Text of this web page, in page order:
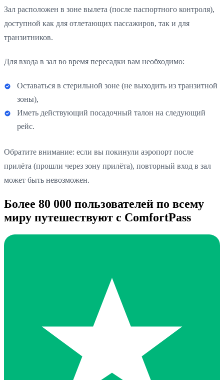
Зал расположен в зоне вылета (после паспортного контроля),
доступной как для отлетающих пассажиров, так и для
транзитников.
Для входа в зал во время пересадки вам необходимо:
Оставаться в стерильной зоне (не выходить из транзитной
зоны),
Иметь действующий посадочный талон на следующий
рейс.
Обратите внимание: если вы покинули аэропорт после
прилёта (прошли через зону прилёта), повторный вход в зал
может быть невозможен.
Более 80 000 пользователей по всему
миру путешествуют с ComfortPass